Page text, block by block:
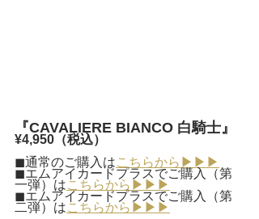
『CAVALIERE BIANCO 白騎士』
¥4,950（税込）
◼︎通常のご購入はこちらから▶︎▶︎▶︎
◼︎エムアイカードプラスでご購入（第
一弾）はこちらから▶︎▶︎▶︎
◼︎エムアイカードプラスでご購入（第
二弾）はこちらから▶︎▶︎▶︎